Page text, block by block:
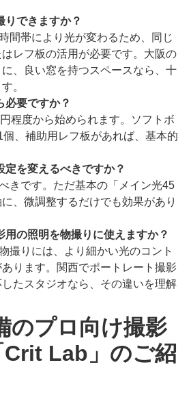
りできますか？
間帯により光が変わるため、同じ
レフ板の活用が必要です。大阪の
、良い窓を持つスペースなら、十
。
必要ですか？
程度から始められます。ソフトボ
、補助用レフ板があれば、基本的
定を変えるべきですか？
きです。ただ基本の「メイン光45
、微調整するだけでも効果があり
用の照明を物撮りに使えますか？
撮りには、より細かい光のコント
ります。関西でポートレート撮影
たスタジオなら、その違いを理解
のプロ向け撮影
Lab」のご紹